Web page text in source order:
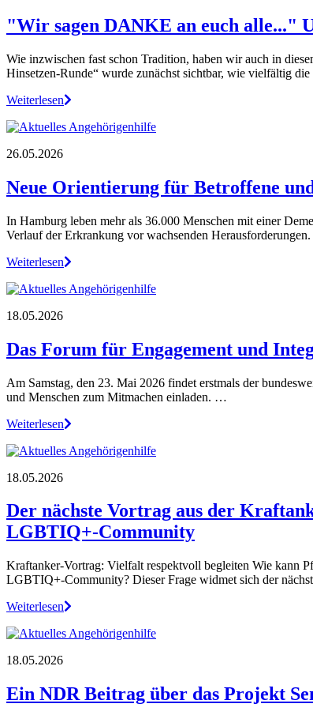
"Wir sagen DANKE an euch alle..."
Wie inzwischen fast schon Tradition, haben wir auch in
Hinsetzen-Runde“ wurde zunächst sichtbar, wie vielfältig
Weiterlesen
26.05.2026
Neue Orientierung für Betroffene
In Hamburg leben mehr als 36.000 Menschen mit einer
Verlauf der Erkrankung vor wachsenden
Weiterlesen
18.05.2026
Das Forum für Engagement und
Am Samstag, den 23. Mai 2026 findet erstmals der
und Menschen zum Mitmachen einladen. …
Weiterlesen
18.05.2026
Der nächste Vortrag aus der
LGBTIQ+‑Community
Kraftanker-Vortrag: Vielfalt respektvoll begleiten Wie kann
LGBTIQ+‑Community? Dieser Frage widmet sich der
Weiterlesen
18.05.2026
Ein NDR Beitrag über das Projekt